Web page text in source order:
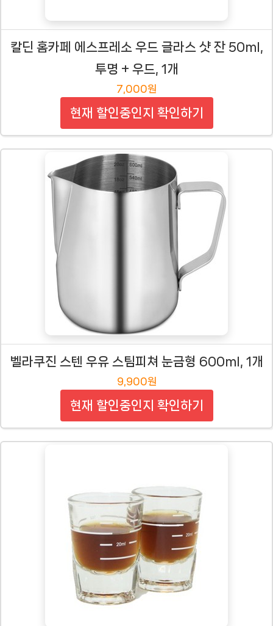
칼딘 홈카페 에스프레소 우드 글라스 샷 잔 50ml,
투명 + 우드, 1개
7,000원
현재 할인중인지 확인하기
벨라쿠진 스텐 우유 스팀피쳐 눈금형 600ml, 1개
9,900원
현재 할인중인지 확인하기